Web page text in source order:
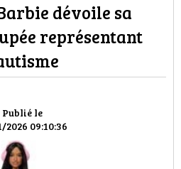
TECH
MAISON
Publié le
2026 09:10:36
dévoile sa
représentant